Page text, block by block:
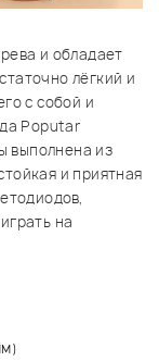
и обладает
лёгкий и
с собой и
Poputar
выполнена из
и приятная
на